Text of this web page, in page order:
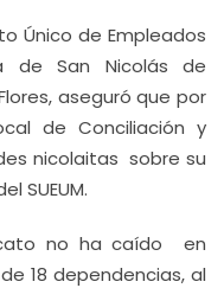
Único de Empleados
de San Nicolás de
aseguró que por
de Conciliación y
nicolaitas sobre su
SUEUM.
no ha caído en
18 dependencias, al